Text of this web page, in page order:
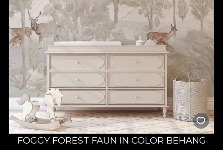
FOGGY FOREST FAUN IN COLOR BEHANG